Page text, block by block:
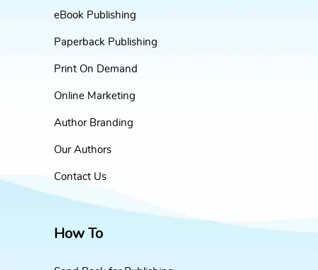
eBook Publishing
Paperback Publishing
Print On Demand
Online Marketing
Author Branding
Our Authors
Contact Us
How To